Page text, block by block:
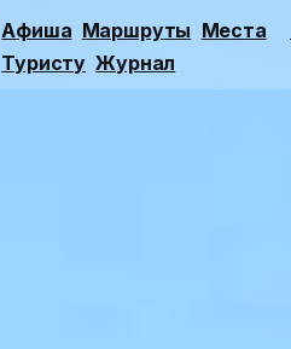
Афиша Маршруты Места
Туристу Журнал